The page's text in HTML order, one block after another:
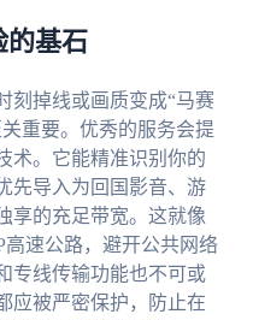
的基石
刻掉线或画质变成“马赛
重要。优秀的服务会提
术。它能精准识别你的
先导入为回国影音、游
享的充足带宽。这就像
速公路，避开公共网络
专线传输功能也不可或
应被严密保护，防止在